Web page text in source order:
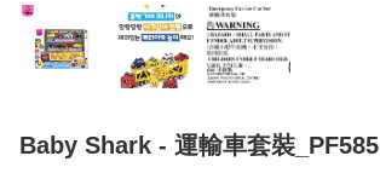
Baby Shark - 運輸車套裝_PF585